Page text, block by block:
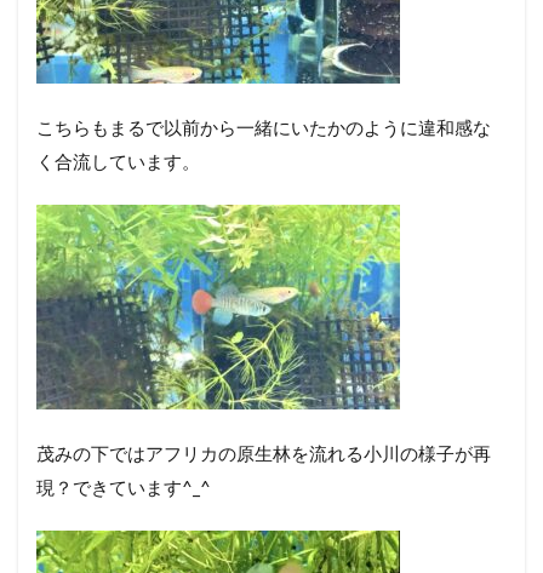
こちらもまるで以前から一緒にいたかのように違和感な
く合流しています。
茂みの下ではアフリカの原生林を流れる小川の様子が再
現？できています^_^